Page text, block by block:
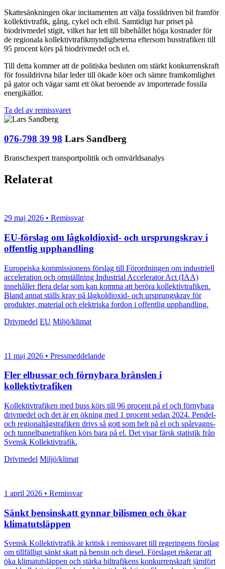
Skattesänkningen ökar incitamenten att välja fossildriven bil framför
kollektivtrafik, gång, cykel och elbil. Samtidigt har priset på
biodrivmedel stigit, vilket har lett till bibehållet höga kostnader för
de regionala kollektivtrafikmyndigheterna eftersom busstrafiken till
95 procent körs på biodrivmedel och el.
Till detta kommer att de politiska besluten om stärkt konkurrenskraft
för fossildrivna bilar leder till ökade köer och sämre framkomlighet
på gator och vägar samt ett ökat beroende av importerade fossila
energikällor.
Ta del av remissvaret
076-798 39 98 Lars Sandberg
Branschexpert transportpolitik och omvärldsanalys
Relaterat
29 maj 2026 • Remissvar
EU-förslag om lågkoldioxid- och ursprungskrav i
offentlig upphandling
Europeiska kommissionens förslag till Förordningen om industriell
acceleration och omställning Industrial Accelerator Act (IAA)
innehåller flera delar som kan komma att beröra kollektivtrafiken.
Bland annat ställs krav på lågkoldioxid- och ursprungskrav för
produkter, material och elektriska fordon i offentlig upphandling.
Drivmedel EU Miljö/klimat
11 maj 2026 • Pressmeddelande
Fler elbussar och förnybara bränslen i
kollektivtrafiken
Kollektivtrafiken med buss körs till 96 procent på el och förnybara
drivmedel och det är en ökning med 1 procent sedan 2024. Pendel-
och regionaltågstrafiken drivs så gott som helt på el och spårvagns-
och tunnelbanetrafiken körs bara på el. Det visar färsk statistik från
Svensk Kollektivtrafik.
Drivmedel Miljö/klimat
1 april 2026 • Remissvar
Sänkt bensinskatt gynnar bilismen och ökar
klimatutsläppen
Svensk Kollektivtrafik är kritisk i remissvaret till regeringens förslag
om tillfälligt sänkt skatt på bensin och diesel. Förslaget riskerar att
öka klimatutsläppen och stärka biltrafikens konkurrenskraft jämfört